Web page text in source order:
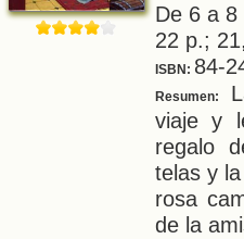
De 6 a
22 p.;
ISBN: 84-
Resumen:
viaje y
regalo
telas y
rosa
de la